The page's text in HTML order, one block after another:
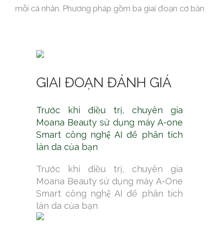
mỗi cá nhân. Phương pháp gồm ba giai đoạn cơ bản
GIAI ĐOẠN ĐÁNH GIÁ
Trước khi điều trị, chuyên gia
Moana Beauty sử dụng máy A-one
Smart công nghệ AI để phân tích
làn da của bạn
Trước khi điều trị, chuyên gia
Moana Beauty sử dụng máy A-One
Smart công nghệ AI để phân tích
làn da của bạn